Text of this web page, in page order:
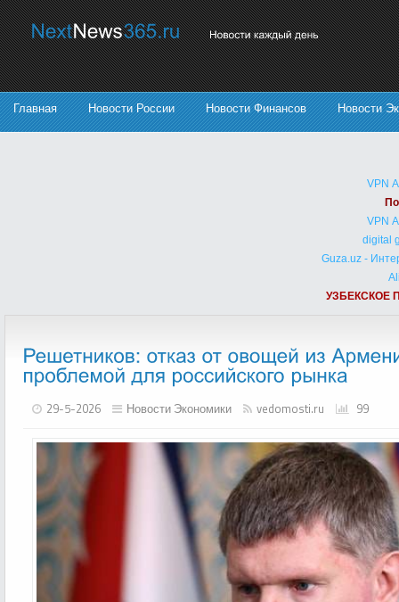
Главная Новости России Новости Финансов Новости
VPN
VPN
digital
Guza.uz -
УЗБЕКСКОЕ
29-5-2026 Новости Экономики vedomosti.ru 99